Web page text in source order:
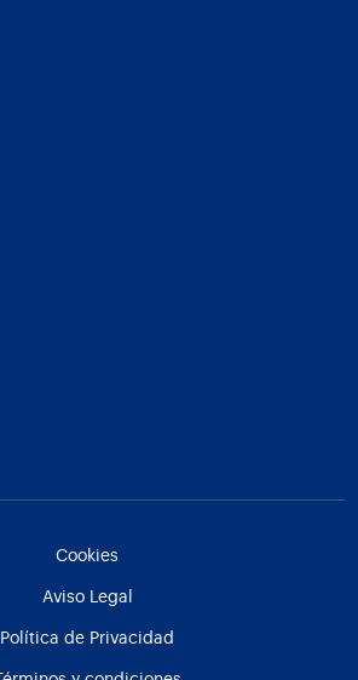
Cookies
Aviso Legal
Política de Privacidad